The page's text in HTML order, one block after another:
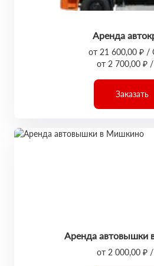
Аренда
от 21 600,00 ₽ /
от 2 700,00 ₽ /
Заказать
Аренда автовышки
от 2 000,00 ₽ /